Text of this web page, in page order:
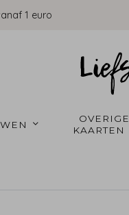
1 euro
OVERIGE
KAARTEN